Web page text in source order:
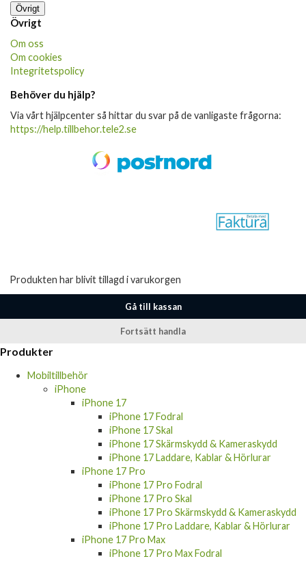
Övrigt
Övrigt
Om oss
Om cookies
Integritetspolicy
Behöver du hjälp?
Via vårt hjälpcenter så hittar du svar på de vanligaste frågorna:
https://help.tillbehor.tele2.se
Produkten har blivit tillagd i varukorgen
Gå till kassan
Fortsätt handla
Produkter
Mobiltillbehör
iPhone
iPhone 17
iPhone 17 Fodral
iPhone 17 Skal
iPhone 17 Skärmskydd & Kameraskydd
iPhone 17 Laddare, Kablar & Hörlurar
iPhone 17 Pro
iPhone 17 Pro Fodral
iPhone 17 Pro Skal
iPhone 17 Pro Skärmskydd & Kameraskydd
iPhone 17 Pro Laddare, Kablar & Hörlurar
iPhone 17 Pro Max
iPhone 17 Pro Max Fodral